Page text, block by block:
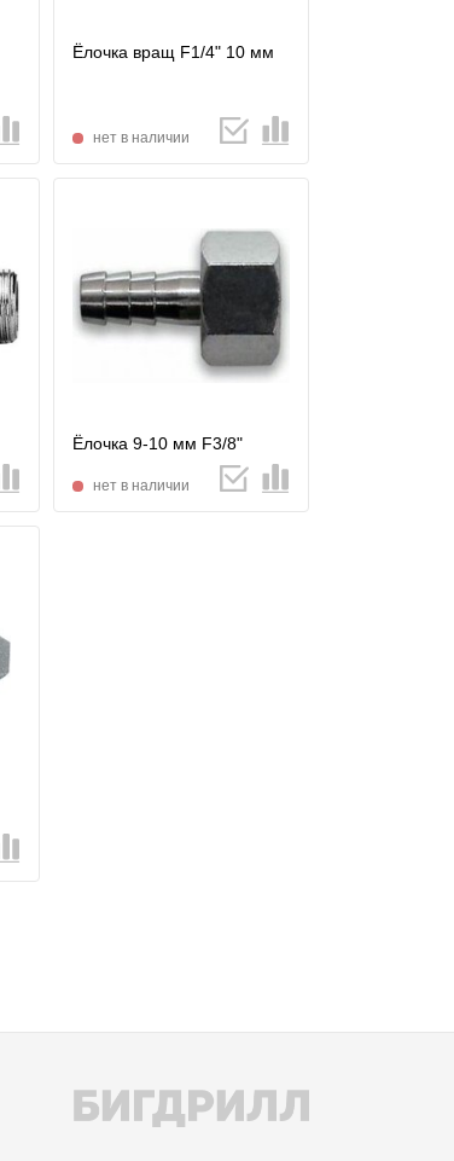
Ёлочка вращ F1/4" 10 мм
нет в наличии
Ёлочка 9-10 мм F3/8"
нет в наличии